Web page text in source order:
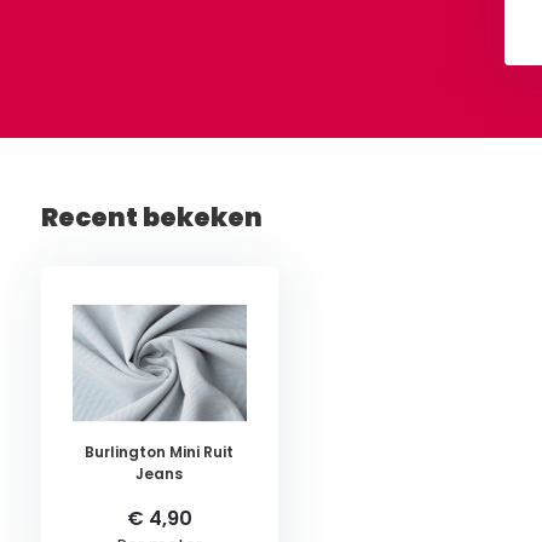
Recent bekeken
Burlington Mini Ruit
Jeans
€ 4,90